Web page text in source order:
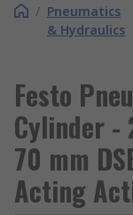
/ Pneumatics
& Hydraulics
Festo
Cylinder -
70 mm
Acting